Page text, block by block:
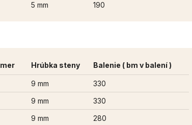
5 mm 190
Hrúbka steny Balenie ( bm v balení )
9 mm
330
9 mm
330
9 mm
280